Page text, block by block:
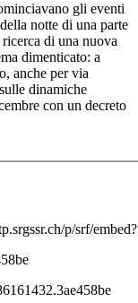
gli eventi
notte di una parte
di una nuova
dimenticato: a
anche per via
dinamiche
con un decreto